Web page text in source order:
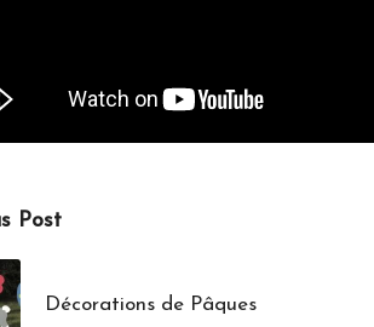
Post
Décorations de Pâques